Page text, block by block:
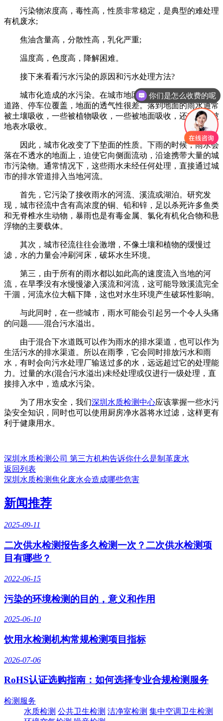
污染物浓度高，毒性高，性质非常稳定，是典型的难处理
有机废水;
焦油含量高，分散性高，乳化严重;
温度高，色度高，降解困难。
接下来看看污水污染的原因和污水处理方法?
城市化造成的水污染。在城市地区，大部分土地被屋顶、
道路、停车位覆盖，地面的透气性很差。落到地面的雨水通常
被土壤吸收，一些被植物吸收，一些被地面吸收，还有一些被
地表水吸收。
因此，城市化改变了下垫面的性质。下雨的时候，雨水会
落在不透水的地面上，迫使它向侧面流动，沿途携带大量的城
市污染物。通常情况下，这些雨水未经任何处理，直接通过城
市的排水管道排入当地河流。
首先，它污染了接收雨水的河流、溪流或湖泊。研究发
现，城市径流中含有高浓度的铜、铅和锌，足以杀死许多鱼类
和无脊椎水生动物，暴雨也是有毒金属、氯化有机化合物和悬
浮物的主要载体。
其次，城市径流往往会激增，不像土壤和植物的缓慢过
滤，水的力量会冲刷河床，破坏水生环境。
第三，由于所有的雨水都以如此高的速度流入当地的河
流，在旱季没有水慢慢渗入溪流和河流，这可能导致溪流完全
干涸，河流水位大幅下降，这也对水生环境产生破坏性影响。
与此同时，在一些城市，雨水可能会引起另一个令人头痛
的问题——混合污水溢出。
由于混合下水道既可以作为雨水的排水渠道，也可以作为
生活污水的排水渠道。所以在雨季，它会同时排放污水和雨
水，有时会向污水处理厂输送过多的水，远远超过它的处理能
力。过量的水(混合污水溢出)未经处理或仅进行一级处理，直
接排入水中，造成水污染。
为了用水安全，我们深圳水质检测中心应该掌握一些水污
染安全知识，同时也可以使用厨房净水器将水过滤，这样更有
利于健康用水。
深圳水质检测公司 第三方机构告诉你什么是制革废水
返回列表
深圳水质检测焦化废水会造成哪些危害
新闻推荐
2025-09-11
二次供水检测报告多久检测一次？二次供水检测项
目有哪些？
2022-06-15
污染的环境检测的目的，意义和作用
2025-06-10
饮用水检测机构常规检测项目指标
2026-07-06
RoHS认证选购指南：如何选择专业合规检测服务
检测服务
水质检测 公共卫生检测 洁净室检测 集中空调卫生检测
你们是怎么收费的呢